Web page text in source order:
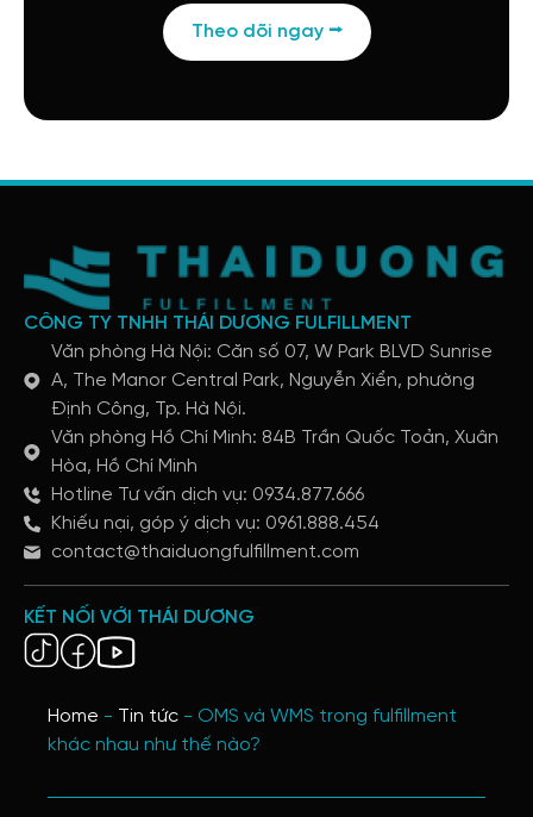
Theo dõi ngay ⭢
CÔNG TY TNHH THÁI DƯƠNG FULFILLMENT
Văn phòng Hà Nội: Căn số 07, W Park BLVD Sunrise
A, The Manor Central Park, Nguyễn Xiển, phường
Định Công, Tp. Hà Nội.
Văn phòng Hồ Chí Minh: 84B Trần Quốc Toản, Xuân
Hòa, Hồ Chí Minh
Hotline Tư vấn dịch vụ: 0934.877.666
Khiếu nại, góp ý dịch vụ: 0961.888.454
contact@thaiduongfulfillment.com
KẾT NỐI VỚI THÁI DƯƠNG
Home - Tin tức - OMS và WMS trong fulfillment
khác nhau như thế nào?